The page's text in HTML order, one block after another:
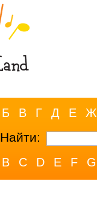
Б В Г Д Е Ж
Найти:
B C D E F G